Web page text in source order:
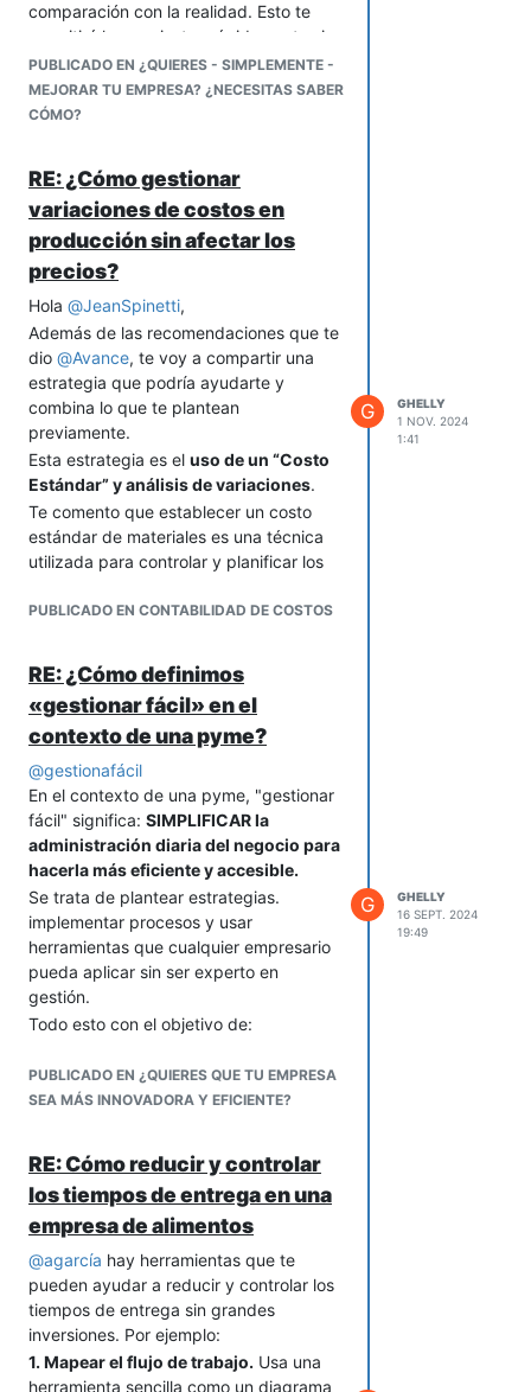
comparación con la realidad. Esto te
permitirá hacer ajustes rápidamente si
ves que algún costo o gasto se está
saliendo de control.
También te sugiero que, tal como lo
más desorden, y luego expandas a
otros aspectos de la empresa conforme
avances.
Recuerda que el presupuesto es una
herramienta
debe adaptarse a los cambios en tu
negocio.
PUBLICADO EN ¿QUIERES - SIMPLEMENTE -
MEJORAR TU EMPRESA? ¿NECESITAS SABER
CÓMO?
RE: ¿Cómo gestionar
variaciones de costos en
producción sin afectar los
precios?
Hola @JeanSpinetti,
Además de las recomendaciones que te
dio @Avance, te voy a compartir una
estrategia que podría ayudarte y
combina lo que te plantean
previamente.
Esta estrategia es el uso de un “Costo
Estándar” y análisis de variaciones.
Te comento que establecer un costo
estándar de materiales es una técnica
utilizada para controlar y planificar los
Esto implica definir un precio promedio
materiales y mantenerlo constante
durante un período (por ejemplo, un
trimestre). Al final de este período,
puedes hacer un análisis de variación
entre el costo estándar y el costo real.
Con este método, tendrás una
referencia constante para tus cálculos
de costos de producción y podrás ver
cómo las fluctuaciones del mercado
afectan el costo real, lo cual te ayuda a
ajustar tus estrategias de compras y, si
es necesario, ajustar los precios de
forma más estructurada y periódica.
Por ejemplo, si fabricas productos de
madera y el precio de la madera cambia
estándar basándote en el precio
promedio de los últimos seis meses.
del trimestre encuentras que el costo
promedio real fue $5.50, puedes
calcular una variación de $0.50 por
unidad y decidir si necesitas ajustar el
precio de tu producto o absorber la
variación mediante otros ahorros.
Esta técnica te permite gestionar mejor
las fluctuaciones sin trasladarlas
constantemente a tus clientes y con un
PUBLICADO EN CONTABILIDAD DE COSTOS
G
GHELLY
1 NOV. 2024
1:41
RE: ¿Cómo definimos
«gestionar fácil» en el
contexto de una pyme?
@gestionafácil
En el contexto de una pyme, "gestionar
fácil" significa: SIMPLIFICAR la
administración diaria del negocio para
hacerla más eficiente y accesible.
Se trata de plantear estrategias.
implementar procesos y usar
herramientas que cualquier empresario
pueda aplicar sin ser experto en
gestión.
Todo esto con el objetivo de:
Automatizar tareas repetitivas.
Mejorar la organización interna.
con datos simples.
Así, la empresa puede enfocarse en
crecer y adaptarse sin complicarse con
procesos complejos o burocráticos.
PUBLICADO EN ¿QUIERES QUE TU EMPRESA
SEA MÁS INNOVADORA Y EFICIENTE?
G
GHELLY
16 SEPT. 2024
19:49
RE: Cómo reducir y controlar
los tiempos de entrega en una
empresa de alimentos
@agarcía hay herramientas que te
pueden ayudar a reducir y controlar los
tiempos de entrega sin grandes
inversiones. Por ejemplo:
1. Mapear el flujo de trabajo. Usa una
herramienta sencilla como un diagrama